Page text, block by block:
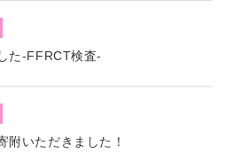
た-FFRCT検査-
附いただきました！